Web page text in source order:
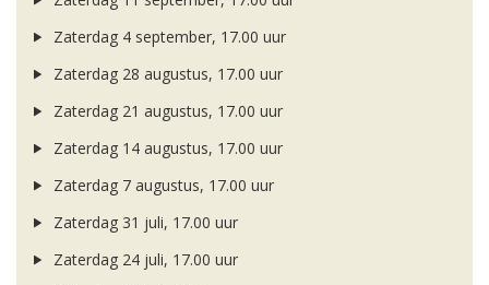
Zaterdag 4 september, 17.00 uur
Zaterdag 28 augustus, 17.00 uur
Zaterdag 21 augustus, 17.00 uur
Zaterdag 14 augustus, 17.00 uur
Zaterdag 7 augustus, 17.00 uur
Zaterdag 31 juli, 17.00 uur
Zaterdag 24 juli, 17.00 uur